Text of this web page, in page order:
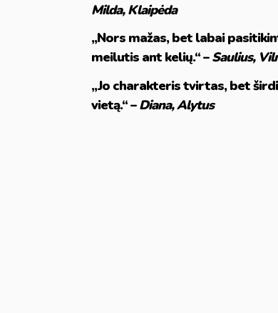
Milda, Klaipėda
„Nors mažas, bet labai
meilutis ant kelių.“ –Saulius,
„Jo charakteris tvirtas, bet
vietą.“ –Diana, Alytus